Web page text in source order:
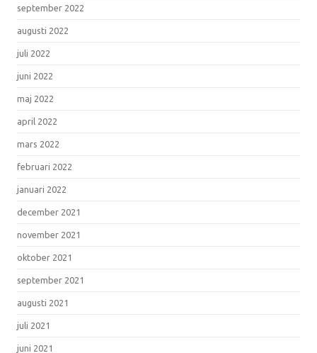
september 2022
augusti 2022
juli 2022
juni 2022
maj 2022
april 2022
mars 2022
februari 2022
januari 2022
december 2021
november 2021
oktober 2021
september 2021
augusti 2021
juli 2021
juni 2021